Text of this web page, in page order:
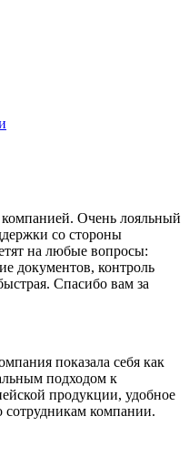
Очень лояльный
со стороны
на любые вопросы:
документов, контроль
Спасибо вам за
показала себя как
подходом к
продукции, удобное
сотрудникам компании.